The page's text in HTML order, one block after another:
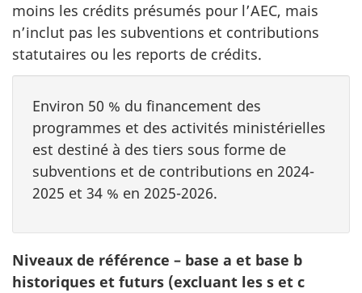
moins les crédits présumés pour l’AEC, mais
n’inclut pas les subventions et contributions
statutaires ou les reports de crédits.
Environ 50 % du financement des
programmes et des activités ministérielles
est destiné à des tiers sous forme de
subventions et de contributions en 2024-
2025 et 34 % en 2025-2026.
Niveaux de référence – base a et base b
historiques et futurs (excluant les s et c